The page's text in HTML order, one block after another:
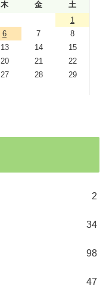
木 金
土
1
6 7
8
13 14
15
20 21
22
27 28
29
2
34
98
47